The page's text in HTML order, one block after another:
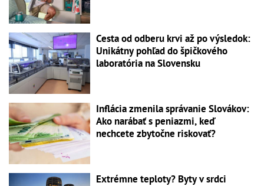
Cesta od odberu krvi až po výsledok:
Unikátny pohľad do špičkového
laboratória na Slovensku
Inflácia zmenila správanie Slovákov:
Ako narábať s peniazmi, keď
nechcete zbytočne riskovať?
Extrémne teploty? Byty v srdci